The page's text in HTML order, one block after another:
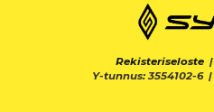
Rekisteriseloste |
Y-tunnus: 3554102-6 |